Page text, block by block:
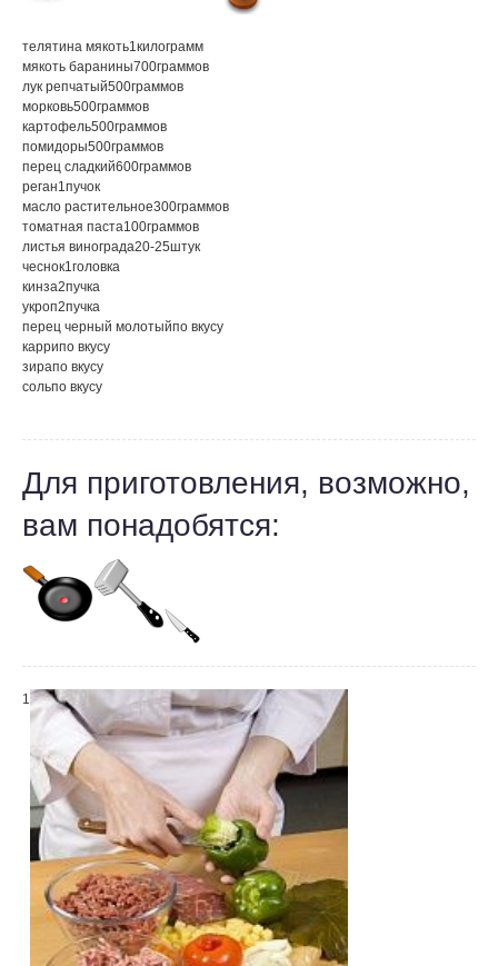
телятина мякоть1 килограмм
мякоть баранины700граммов
лук репчатый500граммов
морковь500граммов
картофель500граммов
помидоры500граммов
перец сладкий600граммов
реган1 пучок
масло растительное300граммов
томатная паста100граммов
листья винограда20-25штук
чеснок1 головка
кинза2пучка
укроп2пучка
перец черный молотыйпо вкусу
каррипо вкусу
зирапо вкусу
сольпо вкусу
Для приготовления, возможно,
вам понадобятся:
1